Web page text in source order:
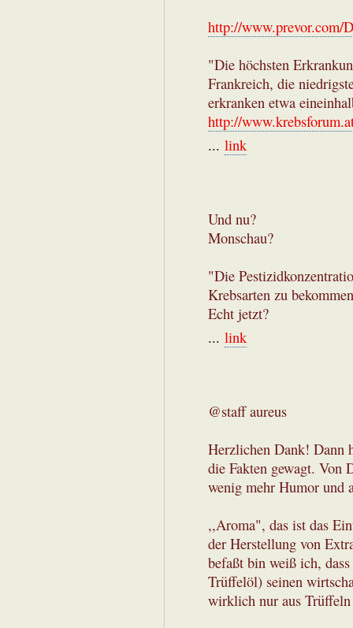
http://www.prevor.com/
"Die höchsten
Frankreich, die
erkranken etwa
http://
... link
Und nu?
Monschau?
"Die
Krebsarten zu
Echt jetzt?
... link
@staff aureus
Herzlichen Dank! Dann
die Fakten gewagt. Von
wenig mehr Humor und
,,Aroma", das ist das
der Herstellung von
befaßt bin weiß ich,
Trüffelöl) seinen
wirklich nur aus